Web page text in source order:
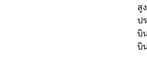
สู
ป
บิ
บิ